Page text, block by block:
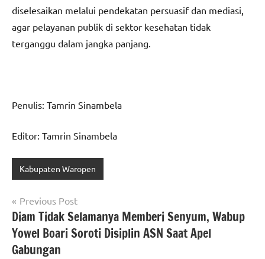
diselesaikan melalui pendekatan persuasif dan mediasi,
agar pelayanan publik di sektor kesehatan tidak
terganggu dalam jangka panjang.
Penulis: Tamrin Sinambela
Editor: Tamrin Sinambela
Kabupaten Waropen
Navigasi
pos
Previous Post
Diam Tidak Selamanya Memberi Senyum, Wabup
Yowel Boari Soroti Disiplin ASN Saat Apel
Gabungan